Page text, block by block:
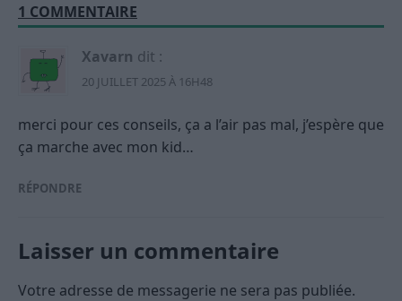
1 COMMENTAIRE
Xavarn dit :
20 JUILLET 2025 À 16H48
merci pour ces conseils, ça a l’air pas mal, j’espère que
ça marche avec mon kid…
RÉPONDRE
Laisser un commentaire
Votre adresse de messagerie ne sera pas publiée.